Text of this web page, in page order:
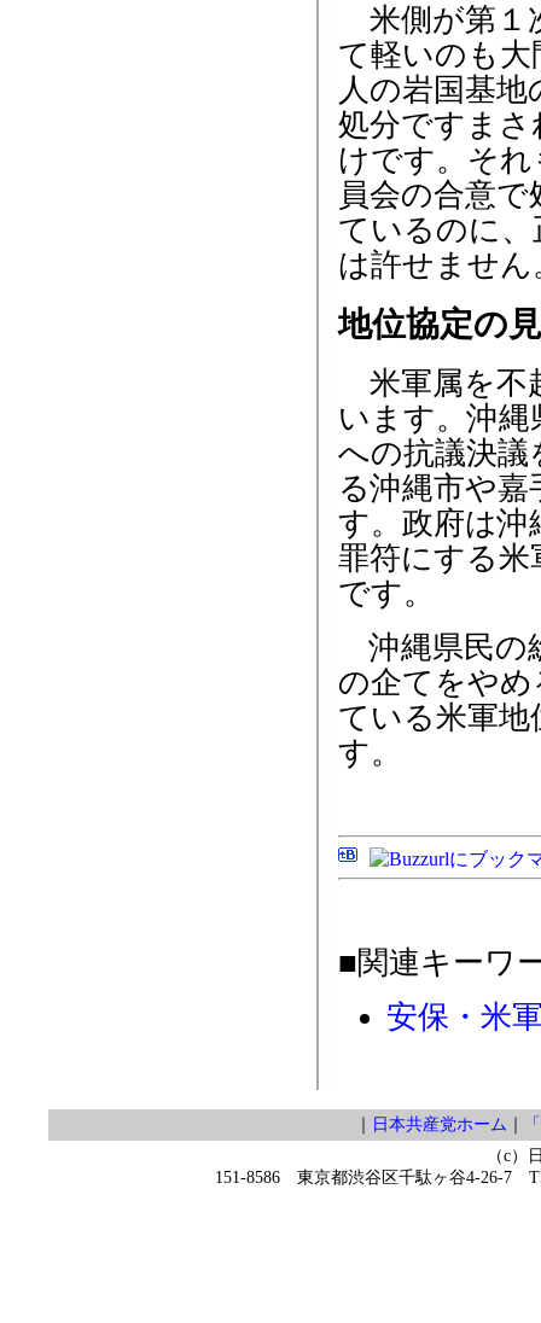
米側が第１
て軽いのも大
人の岩国基
処分ですま
けです。そ
員会の合意
ているのに
は許せません
地位協定の
米軍属を不
います。沖
への抗議決議
る沖縄市や
す。政府は沖
罪符にする
です。
沖縄県民の
の企てをや
ている米軍
す。
■関連キーワ
安保・米
日本共産党ホーム
（c）
151-8586 東京都渋谷区千駄ヶ谷4-26-7